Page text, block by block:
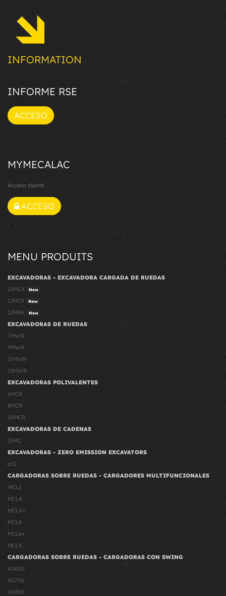
INFORMATION
INFORME RSE
ACCESO
MYMECALAC
Acceso cliente
ACCESO
MENU PRODUITS
EXCAVADORAS - EXCAVADORA CARGADA DE RUEDAS
12MSX
New
12MTX New
12MRX New
EXCAVADORAS DE RUEDAS
7MWR
9MWR
11MWR
15MWR
EXCAVADORAS POLIVALENTES
6MCR
8MCR
10MCR
EXCAVADORAS DE CADENAS
15MC
EXCAVADORAS - ZERO EMISSION EXCAVATORS
e12
CARGADORAS SOBRE RUEDAS - CARGADORES MULTIFUNCIONALES
MCL2
MCL4
MCL4+
MCL6
MCL6+
MCL8
CARGADORAS SOBRE RUEDAS - CARGADORAS CON SWING
AS600
AS750
AS850